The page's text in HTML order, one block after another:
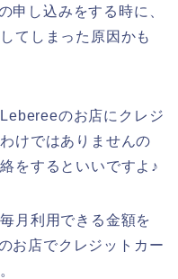
申し込みをする時に、
てしまった原因かも
のお店にクレジ
けではありませんの
をするといいですよ♪
月利用できる金額を
お店でクレジットカー